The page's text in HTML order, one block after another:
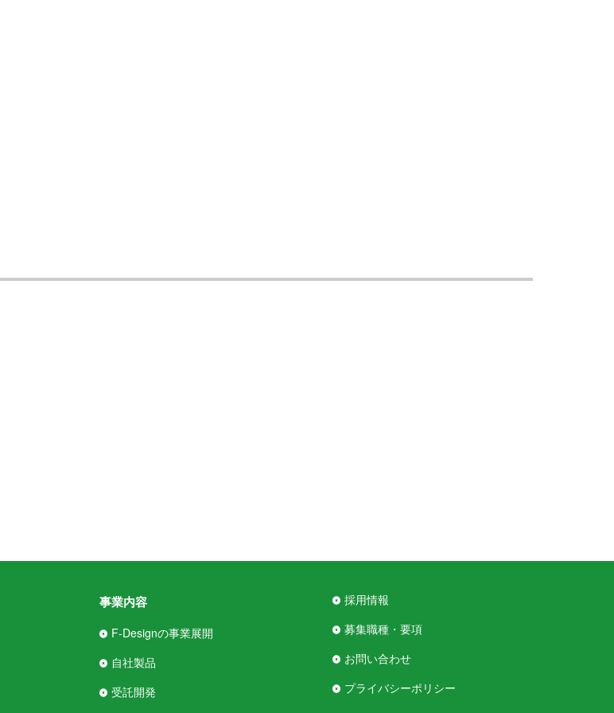
事業内容
F-Designの事業展開
自社製品
受託開発
採用情報
募集職種・要項
お問い合わせ
プライバシーポリシー